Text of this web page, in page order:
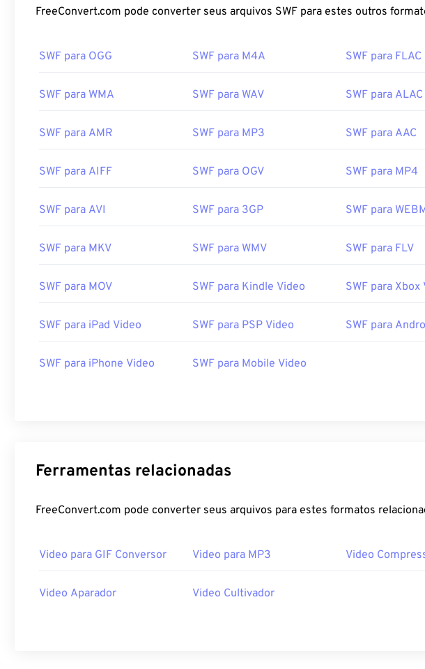
FreeConvert.com pode converter seus arquivos SWF para estes outros
SWF para OGG SWF para M4A SWF para FLAC
SWF para WMA SWF para WAV SWF para ALAC
SWF para AMR SWF para MP3 SWF para AAC
SWF para AIFF SWF para OGV SWF para MP4
SWF para AVI SWF para 3GP SWF para
SWF para MKV SWF para WMV SWF para FLV
SWF para MOV SWF para Kindle Video SWF para Xbox
SWF para iPad Video SWF para PSP Video SWF para
SWF para iPhone Video SWF para Mobile Video
Ferramentas relacionadas
FreeConvert.com pode converter seus arquivos para estes formatos
Video para GIF Conversor Video para MP3 Video
Video Aparador Video Cultivador